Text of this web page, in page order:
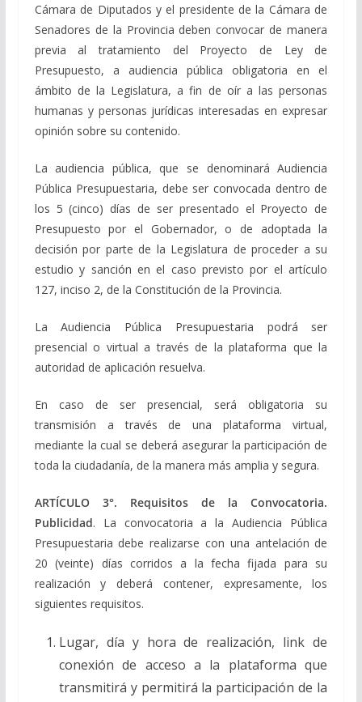
Cámara de Diputados y el presidente de la Cámara de
Senadores de la Provincia deben convocar de manera
previa al tratamiento del Proyecto de Ley de
Presupuesto, a audiencia pública obligatoria en el
ámbito de la Legislatura, a fin de oír a las personas
humanas y personas jurídicas interesadas en expresar
opinión sobre su contenido.
La audiencia pública, que se denominará Audiencia
Pública Presupuestaria, debe ser convocada dentro de
los 5 (cinco) días de ser presentado el Proyecto de
Presupuesto por el Gobernador, o de adoptada la
decisión por parte de la Legislatura de proceder a su
estudio y sanción en el caso previsto por el artículo
127, inciso 2, de la Constitución de la Provincia.
La Audiencia Pública Presupuestaria podrá ser
presencial o virtual a través de la plataforma que la
autoridad de aplicación resuelva.
En caso de ser presencial, será obligatoria su
transmisión a través de una plataforma virtual,
mediante la cual se deberá asegurar la participación de
toda la ciudadanía, de la manera más amplia y segura.
ARTÍCULO 3°. Requisitos de la Convocatoria.
Publicidad. La convocatoria a la Audiencia Pública
Presupuestaria debe realizarse con una antelación de
20 (veinte) días corridos a la fecha fijada para su
realización y deberá contener, expresamente, los
siguientes requisitos.
Lugar, día y hora de realización, link de
conexión de acceso a la plataforma que
transmitirá y permitirá la participación de la